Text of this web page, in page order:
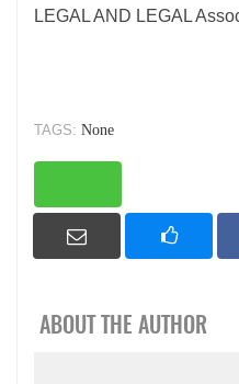
LEGAL AND LEGAL
TAGS: None
ABOUT THE AUTHOR